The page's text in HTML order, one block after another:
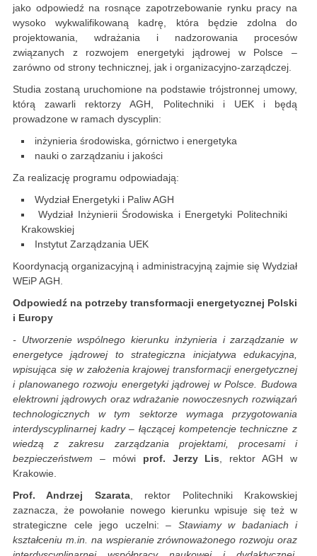
jako odpowiedź na rosnące zapotrzebowanie rynku pracy na
wysoko wykwalifikowaną kadrę, która będzie zdolna do
projektowania, wdrażania i nadzorowania procesów
związanych z rozwojem energetyki jądrowej w Polsce –
zarówno od strony technicznej, jak i organizacyjno-zarządczej.
Studia zostaną uruchomione na podstawie trójstronnej umowy,
którą zawarli rektorzy AGH, Politechniki i UEK i będą
prowadzone w ramach dyscyplin:
inżynieria środowiska, górnictwo i energetyka
nauki o zarządzaniu i jakości
Za realizację programu odpowiadają:
Wydział Energetyki i Paliw AGH
Wydział Inżynierii Środowiska i Energetyki Politechniki
Krakowskiej
Instytut Zarządzania UEK
Koordynacją organizacyjną i administracyjną zajmie się Wydział
WEiP AGH.
Odpowiedź na potrzeby transformacji energetycznej Polski
i Europy
- Utworzenie wspólnego kierunku inżynieria i zarządzanie w
energetyce jądrowej to strategiczna inicjatywa edukacyjna,
wpisująca się w założenia krajowej transformacji energetycznej
i planowanego rozwoju energetyki jądrowej w Polsce. Budowa
elektrowni jądrowych oraz wdrażanie nowoczesnych rozwiązań
technologicznych w tym sektorze wymaga przygotowania
interdyscyplinarnej kadry – łączącej kompetencje techniczne z
wiedzą z zakresu zarządzania projektami, procesami i
bezpieczeństwem – mówiprof. Jerzy Lis , rektor AGH w
Krakowie.
Prof. Andrzej Szarata, rektor Politechniki Krakowskiej
zaznacza, że powołanie nowego kierunku wpisuje się też w
strategiczne cele jego uczelni: – Stawiamy w badaniach i
kształceniu m.in. na wspieranie zrównoważonego rozwoju oraz